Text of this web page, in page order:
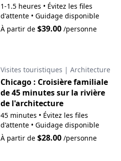
1-1.5 heures • Évitez les files
d'attente • Guidage disponible
À partir de $39.00/personne
Visites touristiques | Architecture
Chicago : Croisière familiale
de 45 minutes sur la rivière
de l'architecture
45 minutes • Évitez les files
d'attente • Guidage disponible
À partir de $28.00/personne